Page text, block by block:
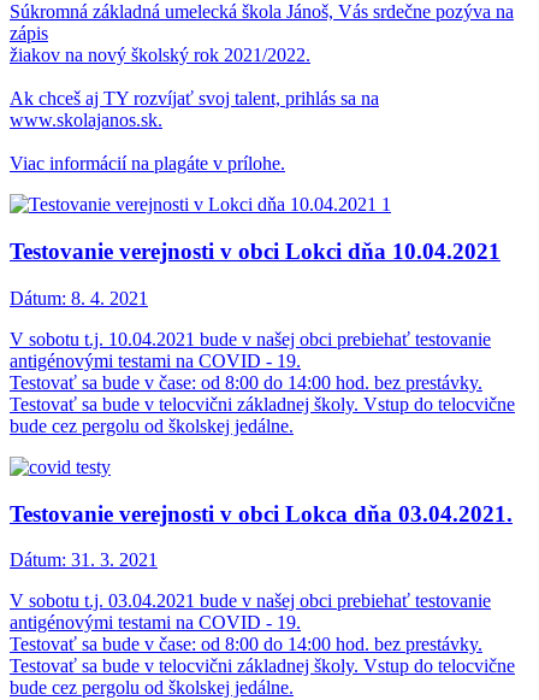
Súkromná základná umelecká škola Jánoš, Vás srdečne pozýva na
zápis
žiakov na nový školský rok 2021/2022.
Ak chceš aj TY rozvíjať svoj talent, prihlás sa na
www.skolajanos.sk.
Viac informácií na plagáte v prílohe.
Testovanie verejnosti v obci Lokci dňa 10.04.2021
Dátum: 8. 4. 2021
V sobotu t.j. 10.04.2021 bude v našej obci prebiehať testovanie
antigénovými testami na COVID - 19.
Testovať sa bude v čase: od 8:00 do 14:00 hod. bez prestávky.
Testovať sa bude v telocvični základnej školy. Vstup do telocvične
bude cez pergolu od školskej jedálne.
Testovanie verejnosti v obci Lokca dňa 03.04.2021.
Dátum: 31. 3. 2021
V sobotu t.j. 03.04.2021 bude v našej obci prebiehať testovanie
antigénovými testami na COVID - 19.
Testovať sa bude v čase: od 8:00 do 14:00 hod. bez prestávky.
Testovať sa bude v telocvični základnej školy. Vstup do telocvične
bude cez pergolu od školskej jedálne.